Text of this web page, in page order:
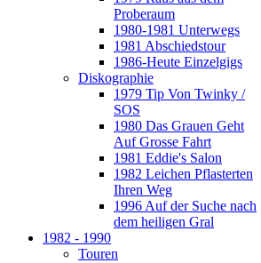
Proberaum
1980-1981 Unterwegs
1981 Abschiedstour
1986-Heute Einzelgigs
Diskographie
1979 Tip Von Twinky /
SOS
1980 Das Grauen Geht
Auf Grosse Fahrt
1981 Eddie's Salon
1982 Leichen Pflasterten
Ihren Weg
1996 Auf der Suche nach
dem heiligen Gral
1982 - 1990
Touren